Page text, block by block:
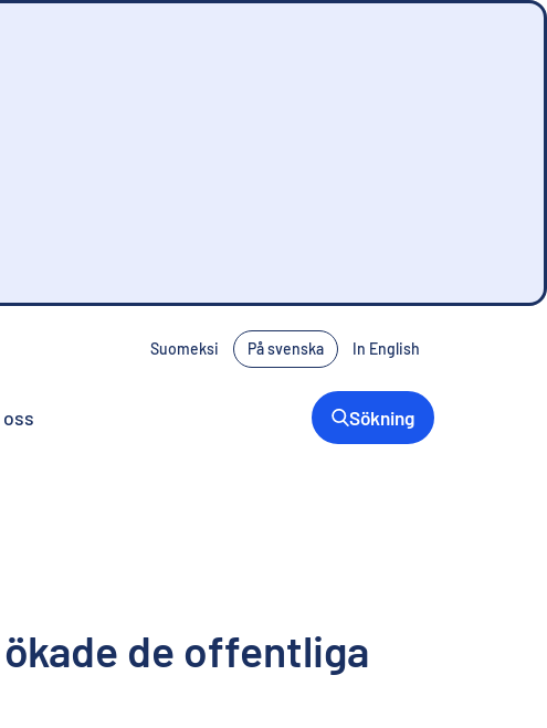
Suomeksi På svenska In English
oss Sökning
de offentliga